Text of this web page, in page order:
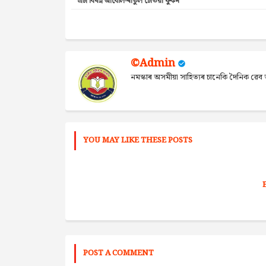
©Admin
নমস্কাৰ অসমীয়া সাহিত্যৰ চানেকি দৈনিক
YOU MAY LIKE THESE POSTS
POST A COMMENT